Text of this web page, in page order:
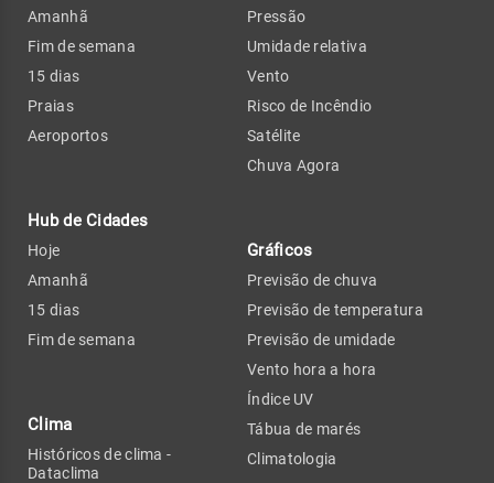
Amanhã
Fim de semana
15 dias
Praias
Aeroportos
Hub de Cidades
Hoje
Amanhã
15 dias
Fim de semana
Clima
Históricos de clima -
Dataclima
Pressão
Umidade relativa
Vento
Risco de Incêndio
Satélite
Chuva Agora
Gráficos
Previsão de chuva
Previsão de temperatura
Previsão de umidade
Vento hora a hora
Índice UV
Tábua de marés
Climatologia